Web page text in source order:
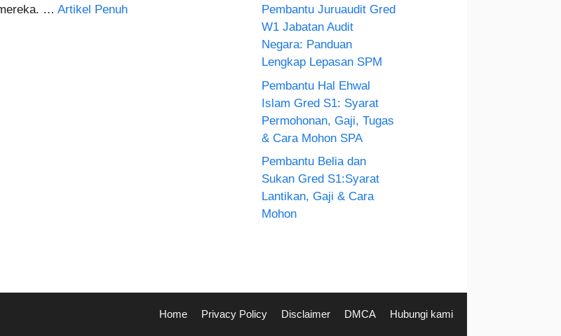
… Artikel Penuh
Pembantu Juruaudit Gred
W1 Jabatan Audit
Negara: Panduan
Lengkap Lepasan SPM
Pembantu Hal Ehwal
Islam Gred S1: Syarat
Permohonan, Gaji, Tugas
& Cara Mohon SPA
Pembantu Belia dan
Sukan Gred S1:Syarat
Lantikan, Gaji & Cara
Mohon
Home Privacy Policy Disclaimer DMCA Hubungi kami